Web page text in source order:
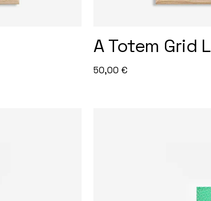
A Totem Grid L
50,00 €